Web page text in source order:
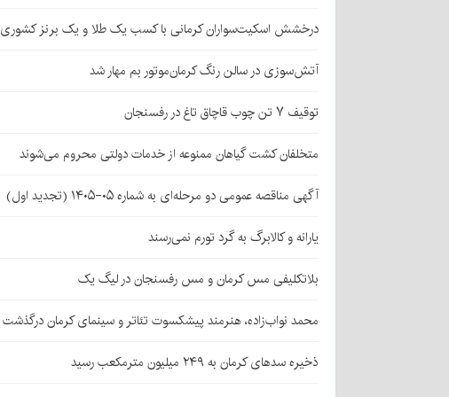
درخشش اسکیت‌سواران کرمانی با کسب یک طلا و یک برنز کشوری
آتش‌سوزی در سالن رنگ کرمان‌موتور بم مهار شد
توقیف ۷ تن چوب قاچاق تاغ در رفسنجان
متخلفان کشت گیاهان ممنوعه از خدمات دولتی محروم می‌شوند
آگهی مناقصه عمومی دو مرحله‌ای به شماره ۰۵-۱۴۰۵ (تجدید اول)
یارانه و کالابرگ به گرد تورم نمی‌رسند
بلاتکلیفی مس کرمان و مس رفسنجان در لیگ یک
محمد نواب‌زاده، هنرمند پیشکسوت تئاتر و سینمای کرمان درگذشت
ذخیره سدهای کرمان به ۲۴۹ میلیون مترمکعب رسید